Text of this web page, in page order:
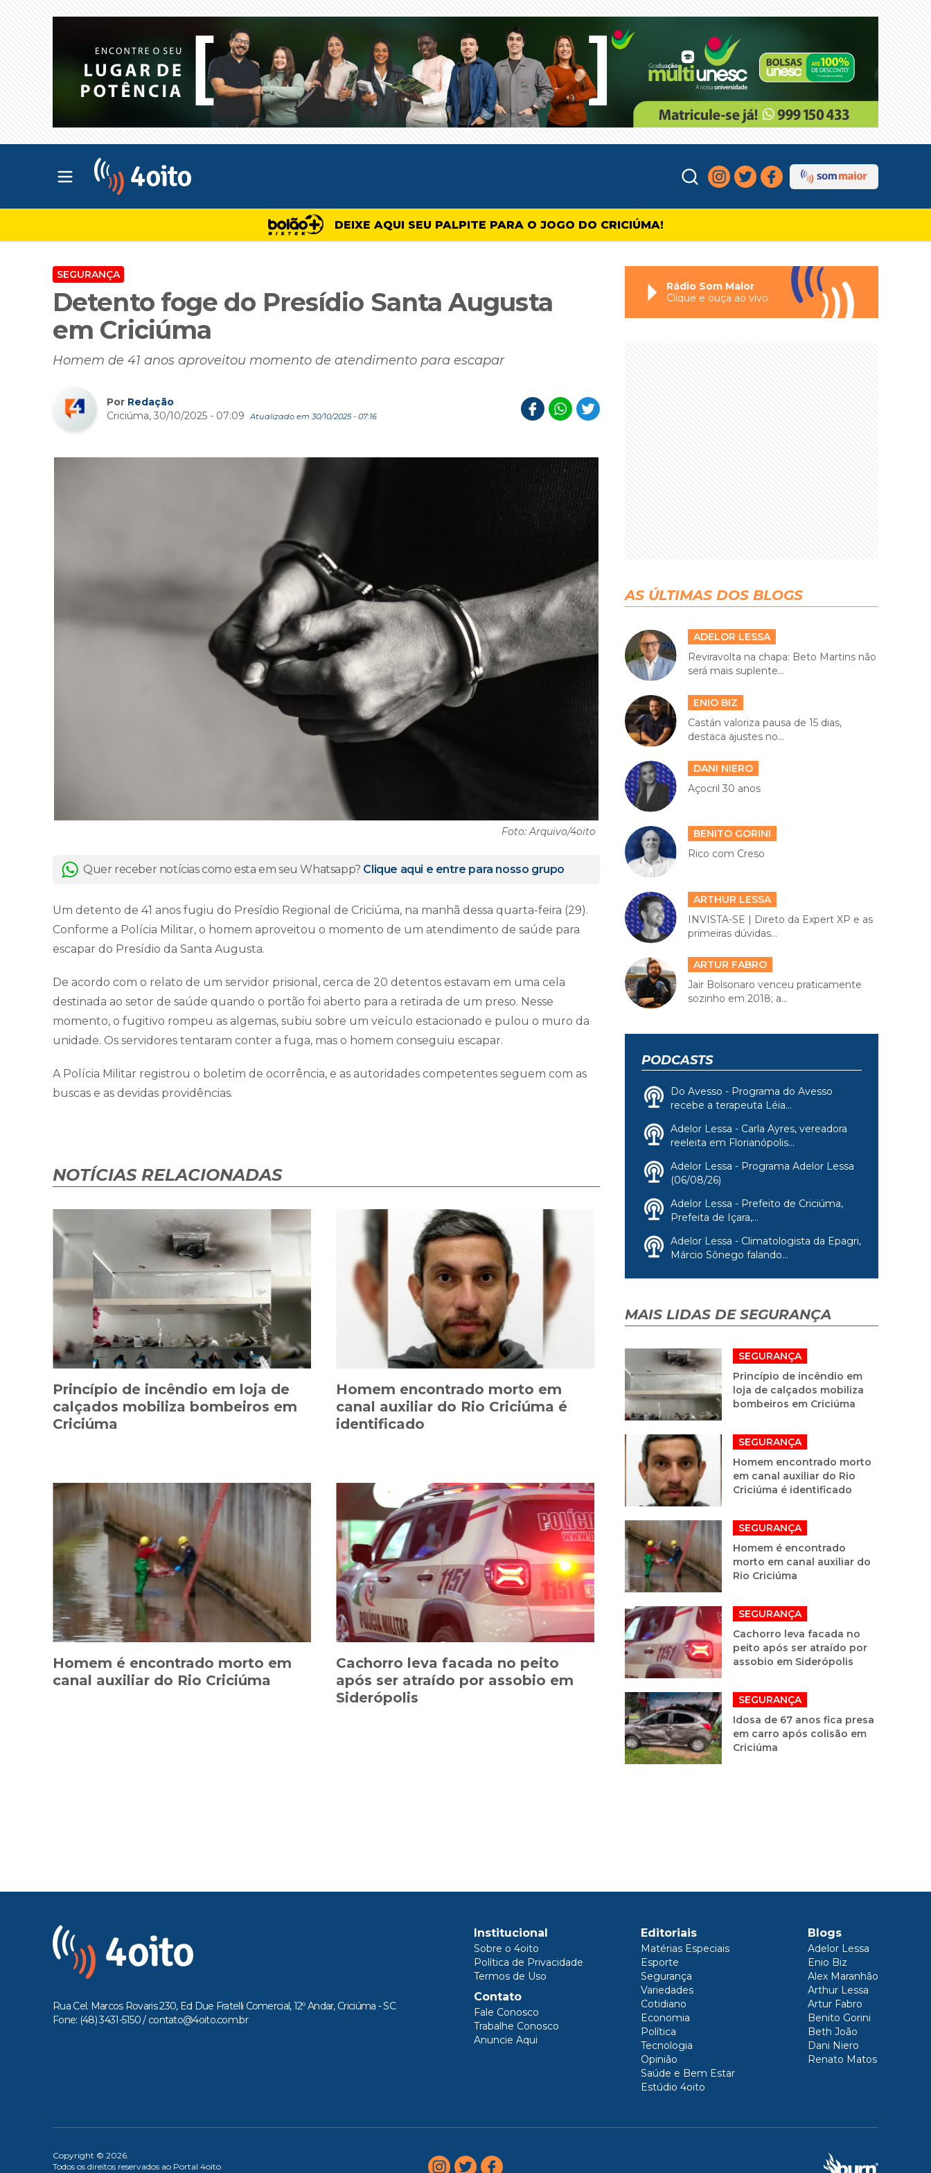
Abrir menu principal
DEIXE AQUI SEU PALPITE PARA O JOGO DO CRICIÚMA!
SEGURANÇA
Detento foge do Presídio Santa Augusta
em Criciúma
Homem de 41 anos aproveitou momento de atendimento para escapar
Por Redação
Criciúma, 30/10/2025 - 07:09
Atualizado em 30/10/2025 - 07:16
Foto: Arquivo/4oito
Quer receber notícias como esta em seu Whatsapp? Clique aqui e entre para nosso grupo
Um detento de 41 anos fugiu do Presídio Regional de Criciúma, na manhã dessa quarta-feira (29).
Conforme a Polícia Militar, o homem aproveitou o momento de um atendimento de saúde para
escapar do Presídio da Santa Augusta.
De acordo com o relato de um servidor prisional, cerca de 20 detentos estavam em uma cela
destinada ao setor de saúde quando o portão foi aberto para a retirada de um preso. Nesse
momento, o fugitivo rompeu as algemas, subiu sobre um veículo estacionado e pulou o muro da
unidade. Os servidores tentaram conter a fuga, mas o homem conseguiu escapar.
A Polícia Militar registrou o boletim de ocorrência, e as autoridades competentes seguem com as
buscas e as devidas providências.
NOTÍCIAS RELACIONADAS
Princípio de incêndio em loja de
calçados mobiliza bombeiros em
Criciúma
Homem encontrado morto em
canal auxiliar do Rio Criciúma é
identificado
Homem é encontrado morto em
canal auxiliar do Rio Criciúma
Cachorro leva facada no peito
após ser atraído por assobio em
Siderópolis
Rádio Som Maior
Clique e ouça ao vivo
AS ÚLTIMAS DOS BLOGS
ADELOR LESSA
Reviravolta na chapa: Beto Martins não
será mais suplente...
ENIO BIZ
Castán valoriza pausa de 15 dias,
destaca ajustes no...
DANI NIERO
Açocril 30 anos
BENITO GORINI
Rico com Creso
ARTHUR LESSA
INVISTA-SE | Direto da Expert XP e as
primeiras dúvidas...
ARTUR FABRO
Jair Bolsonaro venceu praticamente
sozinho em 2018; a...
PODCASTS
Do Avesso - Programa do Avesso
recebe a terapeuta Léia...
Adelor Lessa - Carla Ayres, vereadora
reeleita em Florianópolis...
Adelor Lessa - Programa Adelor Lessa
(06/08/26)
Adelor Lessa - Prefeito de Criciúma,
Prefeita de Içara,...
Adelor Lessa - Climatologista da Epagri,
Márcio Sônego falando...
MAIS LIDAS DE SEGURANÇA
SEGURANÇA
Princípio de incêndio em
loja de calçados mobiliza
bombeiros em Criciúma
SEGURANÇA
Homem encontrado morto
em canal auxiliar do Rio
Criciúma é identificado
SEGURANÇA
Homem é encontrado
morto em canal auxiliar do
Rio Criciúma
SEGURANÇA
Cachorro leva facada no
peito após ser atraído por
assobio em Siderópolis
SEGURANÇA
Idosa de 67 anos fica presa
em carro após colisão em
Criciúma
Rua Cel. Marcos Rovaris 230, Ed Due Fratelli Comercial, 12º Andar, Criciúma - SC
Fone: (48) 3431-5150 / contato@4oito.com.br
Institucional
Sobre o 4oito
Política de Privacidade
Termos de Uso
Contato
Fale Conosco
Trabalhe Conosco
Anuncie Aqui
Editoriais
Matérias Especiais
Esporte
Segurança
Variedades
Cotidiano
Economia
Política
Tecnologia
Opinião
Saúde e Bem Estar
Estúdio 4oito
Blogs
Adelor Lessa
Enio Biz
Alex Maranhão
Arthur Lessa
Artur Fabro
Benito Gorini
Beth João
Dani Niero
Renato Matos
Copyright © 2026.
Todos os direitos reservados ao Portal 4oito